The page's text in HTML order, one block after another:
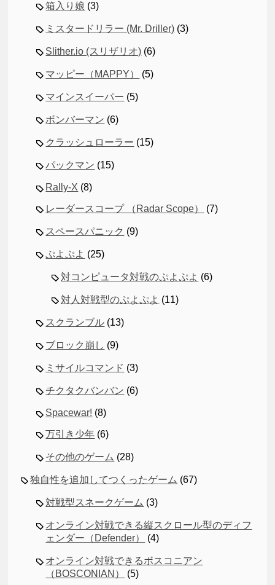
箱入り娘 (3)
ミスタードリラー (Mr. Driller) (3)
Slither.io (スリザリオ) (6)
マッピー（MAPPY） (5)
マインスイーパー (5)
ボンバーマン (6)
クラッシュローラー (15)
パックマン (15)
Rally-X (8)
レーダースコープ （Radar Scope） (7)
スペースパニック (9)
ぷよぷよ (25)
対コンピュータ対戦のぷよぷよ (6)
対人対戦型のぷよぷよ (11)
スクランブル (13)
ブロック崩し (9)
ミサイルコマンド (3)
チクタクバンバン (6)
Spacewar! (8)
万引き少年 (6)
その他のゲーム (28)
独自性を追加してつくったゲーム (67)
対戦型スネークゲーム (3)
オンライン対戦できる縦スクロール型のディフ
ェンダー（Defender）
(4)
オンライン対戦できるボスコニアン
（BOSCONIAN）
(5)